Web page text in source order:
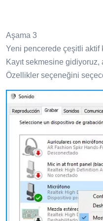
Aşama 3
Yeni pencerede çeşitli aktif
Kayıt sekmesine gidiyoruz,
Özellikler seçeneğini